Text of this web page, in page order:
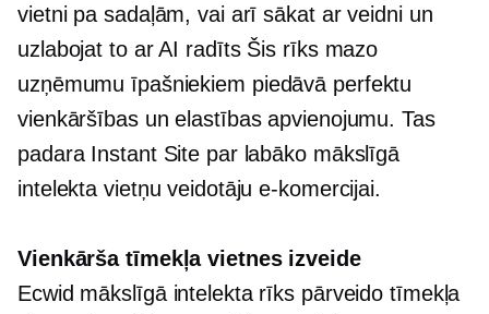
vietni pa sadaļām, vai arī sākat ar veidni un
uzlabojat to arAI radītsŠis rīks mazo
uzņēmumu īpašniekiem piedāvā perfektu
vienkāršības un elastības apvienojumu. Tas
padara Instant Site par labāko mākslīgā
intelekta vietņu veidotāju e-komercijai.
Vienkārša tīmekļa vietnes izveide
Ecwid mākslīgā intelekta rīks pārveido tīmekļa